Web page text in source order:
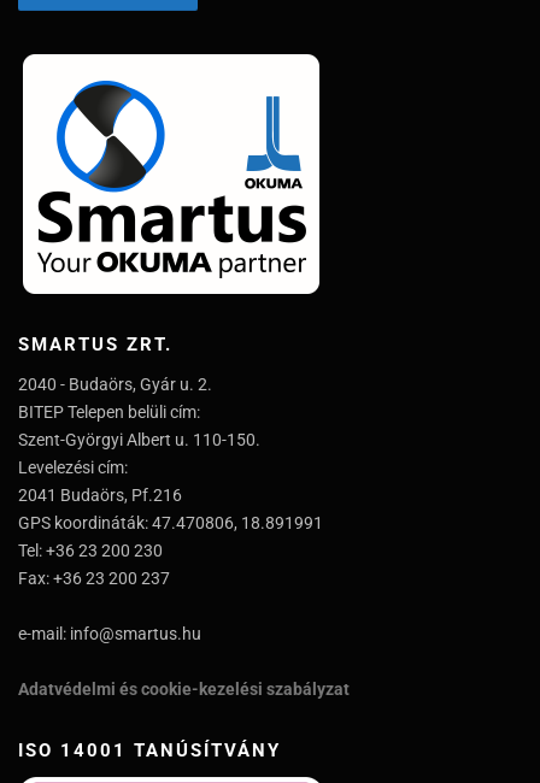
SMARTUS ZRT.
2040 - Budaörs, Gyár u. 2.
BITEP Telepen belüli cím:
Szent-Györgyi Albert u. 110-150.
Levelezési cím:
2041 Budaörs, Pf.216
GPS koordináták: 47.470806, 18.891991
Tel: +36 23 200 230
Fax: +36 23 200 237
e-mail: info@smartus.hu
Adatvédelmi és cookie-kezelési szabályzat
ISO 14001 TANÚSÍTVÁNY